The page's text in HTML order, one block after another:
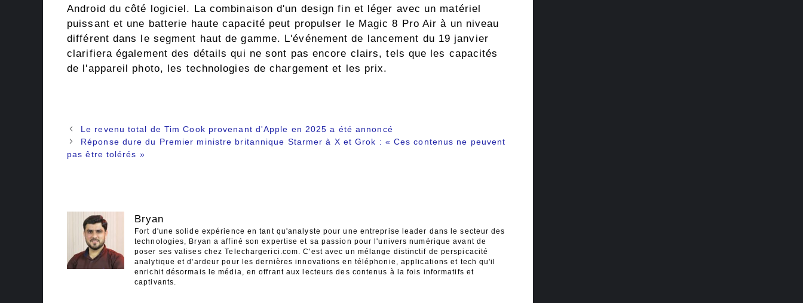
Android du côté logiciel. La combinaison d'un design fin et léger avec un matériel
puissant et une batterie haute capacité peut propulser le Magic 8 Pro Air à un niveau
différent dans le segment haut de gamme. L'événement de lancement du 19 janvier
clarifiera également des détails qui ne sont pas encore clairs, tels que les capacités
de l'appareil photo, les technologies de chargement et les prix.
Navigation
des
articles
Le revenu total de Tim Cook provenant d'Apple en 2025 a été annoncé
Réponse dure du Premier ministre britannique Starmer à X et Grok : « Ces contenus ne peuvent
pas être tolérés »
Bryan
Fort d'une solide expérience en tant qu'analyste pour une entreprise leader dans le secteur des
technologies, Bryan a affiné son expertise et sa passion pour l'univers numérique avant de
poser ses valises chez Telechargerici.com. C'est avec un mélange distinctif de perspicacité
analytique et d'ardeur pour les dernières innovations en téléphonie, applications et tech qu'il
enrichit désormais le média, en offrant aux lecteurs des contenus à la fois informatifs et
captivants.